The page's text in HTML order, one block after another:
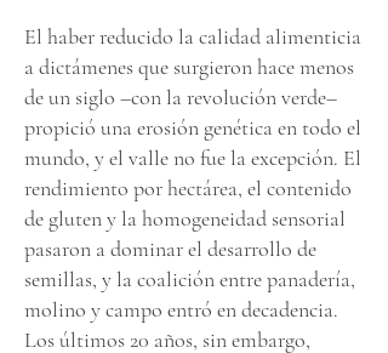
El haber reducido la calidad alimenticia
a dictámenes que surgieron hace menos
de un siglo –con la revolución verde–
propició una erosión genética en todo el
mundo, y el valle no fue la excepción. El
rendimiento por hectárea, el contenido
de gluten y la homogeneidad sensorial
pasaron a dominar el desarrollo de
semillas, y la coalición entre panadería,
molino y campo entró en decadencia.
Los últimos 20 años, sin embargo,